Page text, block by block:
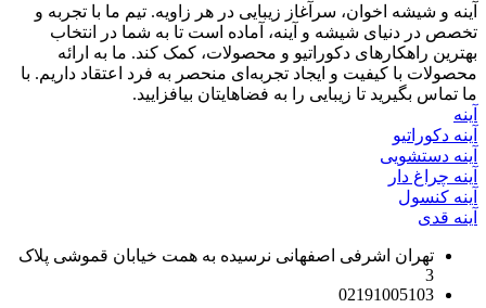
آینه و شیشه اخوان، سرآغاز زیبایی در هر زاویه. تیم ما با تجربه و
تخصص در دنیای شیشه و آینه، آماده است تا به شما در انتخاب
بهترین راهکارهای دکوراتیو و محصولات، کمک کند. ما به ارائه
محصولات با کیفیت و ایجاد تجربه‌ای منحصر به فرد اعتقاد داریم. با
ما تماس بگیرید تا زیبایی را به فضاهایتان بیافزایید.
آینه
آینه دکوراتیو
آینه دستشویی
آینه چراغ دار
آینه کنسول
آینه قدی
تهران اشرفی اصفهانی نرسیده به همت خیابان قموشی پلاک
3
02191005103